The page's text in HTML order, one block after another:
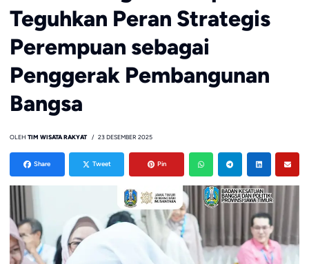
Teguhkan Peran Strategis
Perempuan sebagai
Penggerak Pembangunan
Bangsa
OLEH TIM WISATA RAKYAT 23 DESEMBER 2025
Share Tweet Pin